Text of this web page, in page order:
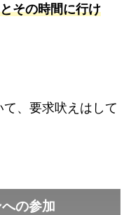
その時間に行け
、要求吠えはして
の参加